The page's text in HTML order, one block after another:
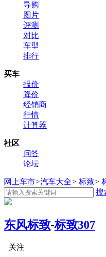
导购
图片
评测
对比
车型
排行
买车
报价
降价
经销商
行情
计算器
社区
问答
论坛
网上车市>汽车大全> 标致>
搜
东风标致-标致307
关注